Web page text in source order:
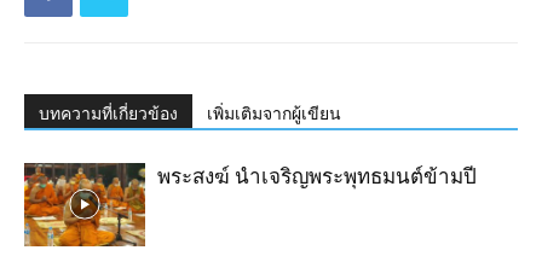
บทความที่เกี่ยวข้อง เพิ่มเติมจากผู้เขียน
พระสงฆ์ นำเจริญ​พระ​พุทธมนต์​ข้ามปี